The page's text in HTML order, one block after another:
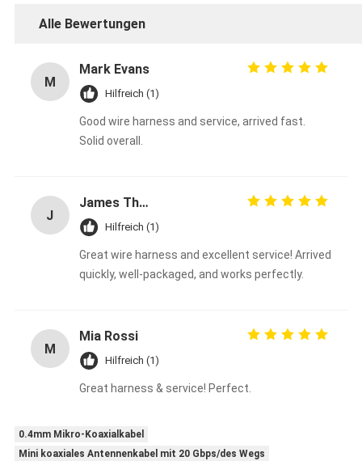
Alle Bewertungen
M
Mark Evans
Hilfreich (1)
Good wire harness and service, arrived fast.
Solid overall.
J
James Thompson
Hilfreich (1)
Great wire harness and excellent service! Arrived
quickly, well-packaged, and works perfectly.
M
Mia Rossi
Hilfreich (1)
Great harness & service! Perfect.
0.4mm Mikro-Koaxialkabel
Mini koaxiales Antennenkabel mit 20 Gbps/des Wegs